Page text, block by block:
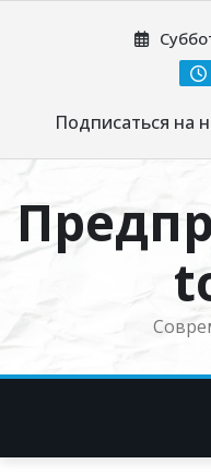
Подписаться на